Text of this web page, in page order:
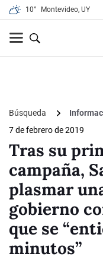
10° Montevideo, UY
Búsqueda
7 de febrero de 2019
Tras su
campaña,
plasmar
gobierno
que se
minutos”